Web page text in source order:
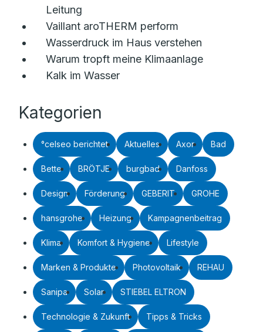
Leitung
Vaillant aroTHERM perform
Wasserdruck im Haus verstehen
Warum tropft meine Klimaanlage
Kalk im Wasser
Kategorien
°celseo berichtet Aktuelles Axor Bad
Bette BRÖTJE burgbad Danfoss
Design Förderung GEBERIT GROHE
hansgrohe Heizung Kampagnenbeitrag
Klima Komfort & Hygiene Lifestyle
Marken & Produkte Photovoltaik REHAU
Sanipa Solar STIEBEL ELTRON
Technologie & Zukunft Tipps & Tricks